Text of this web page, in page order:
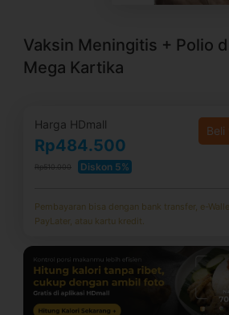
Vaksin Meningitis + Polio
Mega Kartika
Harga HDmall
Rp484.500
Rp510.000 Diskon 5%
Beli
Pembayaran bisa dengan bank transfer, e-
PayLater, atau kartu kredit.